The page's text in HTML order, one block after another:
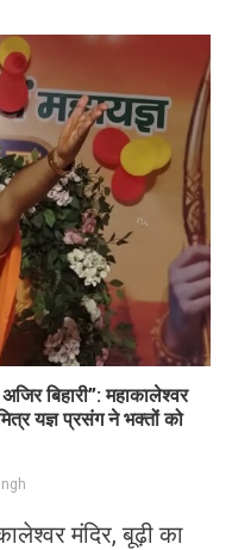
List
बिहारी”: महाकालेश्वर
यज्ञ प्रसंग ने भक्तों को
मंदिर, बूढ़ी का